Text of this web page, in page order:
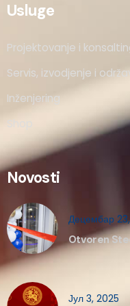
Usluge
Projektovanje i
Servis, izvodjenje i
Inženjering
Shop
Novosti
Децембар
Otvoren
Јул 3, 2025